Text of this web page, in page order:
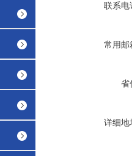
联系电
常用邮
省
详细地